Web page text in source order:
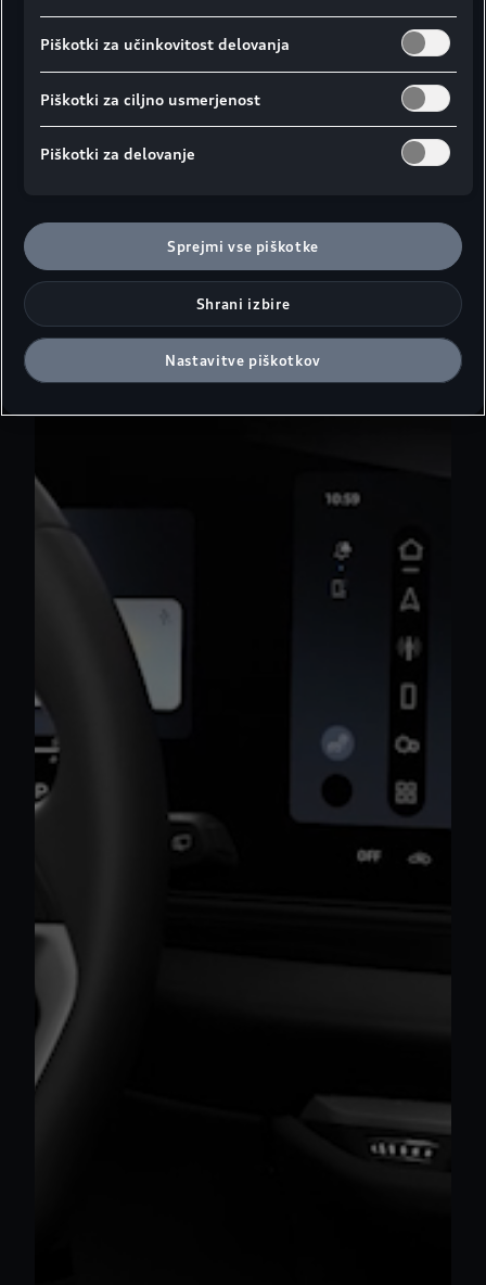
Piškotki za učinkovitost delovanja
Piškotki za ciljno usmerjenost
Piškotki za delovanje
Sprejmi vse piškotke
Shrani izbire
Nastavitve piškotkov